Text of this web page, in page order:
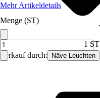
Verkauf durch: Näve Leuchten
Mehr Artikeldetails
Menge (ST)
1 ST